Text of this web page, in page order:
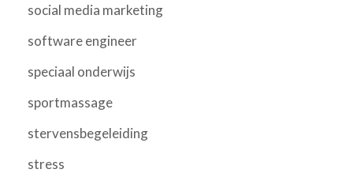
social media marketing
software engineer
speciaal onderwijs
sportmassage
stervensbegeleiding
stress